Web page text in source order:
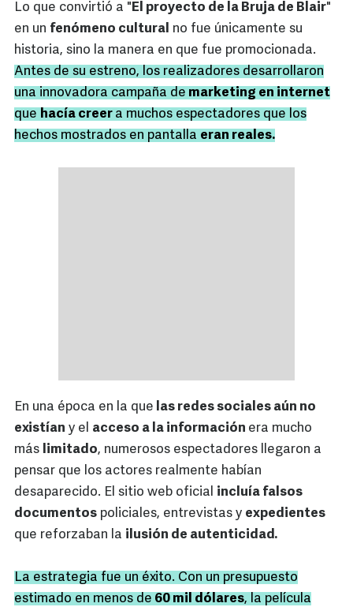
Lo que convirtió a "El proyecto de la Bruja de Blair"
en un fenómeno cultural no fue únicamente su
historia, sino la manera en que fue promocionada.
Antes de su estreno, los realizadores desarrollaron
una innovadora campaña de marketing en internet
que hacía creer a muchos espectadores que los
hechos mostrados en pantalla eran reales.
En una época en la que las redes sociales aún no
existían y el acceso a la información era mucho
más limitado, numerosos espectadores llegaron a
pensar que los actores realmente habían
desaparecido. El sitio web oficial incluía falsos
documentos policiales, entrevistas y expedientes
que reforzaban la ilusión de autenticidad.
La estrategia fue un éxito. Con un presupuesto
estimado en menos de 60 mil dólares, la película